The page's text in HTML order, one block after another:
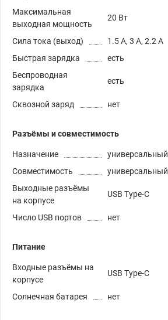
Максимальная
выходная мощность
20 Вт
Сила тока (выход)
1.5 А, 3 А, 2.2 А
Быстрая зарядка
есть
Беспроводная
зарядка
есть
Сквозной заряд нет
Разъёмы и совместимость
Назначение
универсальный
Совместимость
универсальный
Выходные разъёмы
на корпусе
USB Type-C
Число USB портов нет
Питание
Входные разъёмы на
корпусе
USB Type-C
Солнечная батарея нет